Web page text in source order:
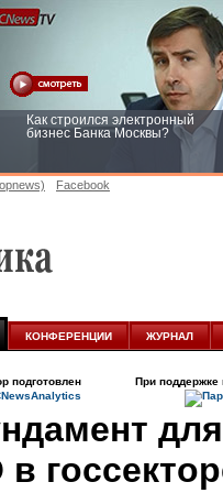
Как строился электронный
бизнес Банка Москвы?
Facebook
КОНФЕРЕНЦИИ ЖУРНАЛ
подготовлен При поддержке